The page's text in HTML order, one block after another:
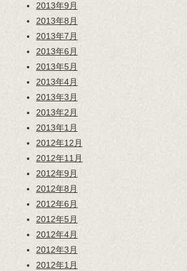
2013年9月
2013年8月
2013年7月
2013年6月
2013年5月
2013年4月
2013年3月
2013年2月
2013年1月
2012年12月
2012年11月
2012年9月
2012年8月
2012年6月
2012年5月
2012年4月
2012年3月
2012年1月